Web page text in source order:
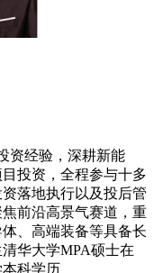
资经验，深耕新能
投资，全程参与十多
落地执行以及投后管
前沿高景气赛道，重
、高端装备等具备长
华大学MPA硕士在
科学历